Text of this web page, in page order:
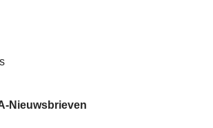
Nieuwsbrieven